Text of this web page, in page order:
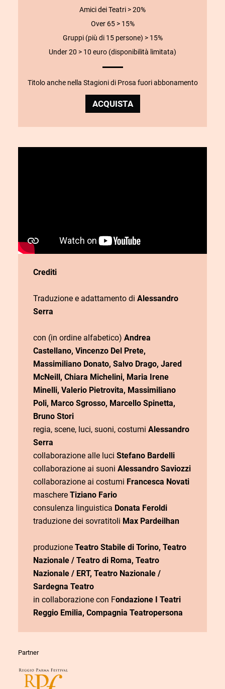
Amici dei Teatri > 20%
Over 65 > 15%
Gruppi (più di 15 persone) > 15%
Under 20 > 10 euro (disponibilità limitata)
Titolo anche nella Stagioni di Prosa fuori abbonamento
ACQUISTA
Crediti
Traduzione e adattamento di Alessandro
Serra
con (in ordine alfabetico) Andrea
Castellano, Vincenzo Del Prete,
Massimiliano Donato, Salvo Drago, Jared
McNeill , Chiara Michelini, Maria Irene
Minelli, Valerio Pietrovita, Massimiliano
Poli, Marco Sgrosso, Marcello Spinetta,
Bruno Stori
regia, scene, luci, suoni, costumi Alessandro
Serra
collaborazione alle luci Stefano Bardelli
collaborazione ai suoni Alessandro Saviozzi
collaborazione ai costumi Francesca Novati
maschere Tiziano Fario
consulenza linguistica Donata Feroldi
traduzione dei sovratitoli Max Pardeilhan
produzione Teatro Stabile di Torino, Teatro
Nazionale / Teatro di Roma, Teatro
Nazionale / ERT, Teatro Nazionale /
Sardegna Teatro
in collaborazione con Fondazione I Teatri
Reggio Emilia, Compagnia Teatropersona
Partner